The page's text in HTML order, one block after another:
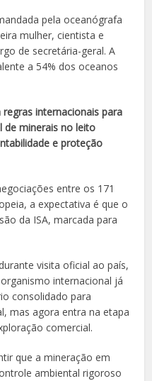
pela oceanógrafa
mulher, cientista e
de secretária-geral. A
a 54% dos oceanos
internacionais para
de minerais no leito
e proteção
entre os 171
a expectativa é que o
da ISA, marcada para
visita oficial ao país,
internacional já
consolidado para
mas agora entra na etapa
comercial.
que a mineração em
ambiental rigoroso